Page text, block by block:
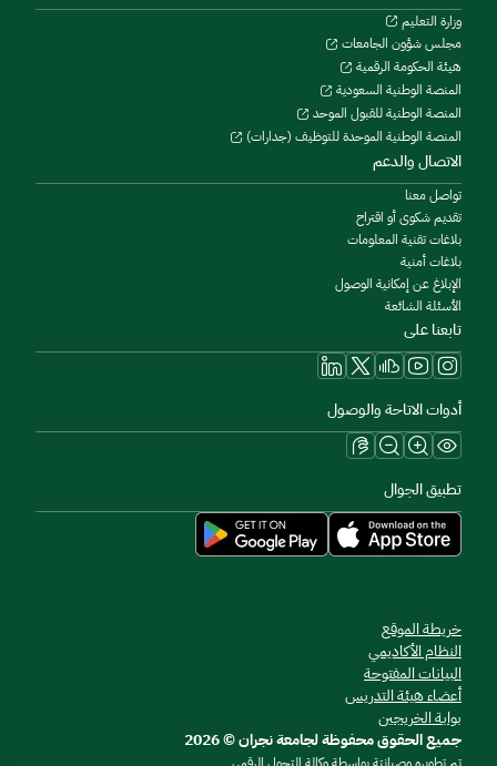
وزارة التعليم
مجلس شؤون الجامعات
هيئة الحكومة الرقمية
المنصة الوطنية السعودية
المنصة الوطنية للقبول الموحد
المنصة الوطنية الموحدة للتوظيف (جدارات)
الاتصال والدعم
تواصل معنا
تقديم شكوى أو اقتراح
بلاغات تقنية المعلومات
بلاغات أمنية
الإبلاغ عن إمكانية الوصول
الأسئلة الشائعة
تابعنا على
أدوات الاتاحة والوصول
تطبيق الجوال
خريطة الموقع
النظام الأكاديمي
البيانات المفتوحة
أعضاء هيئة التدريس
بوابة الخريجين
جميع الحقوق محفوظة لجامعة نجران © 2026